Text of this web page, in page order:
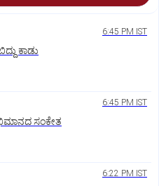
6:45 PM IST
ಕಾಡು
6:45 PM IST
ಸಂಕೇತ
6:22 PM IST